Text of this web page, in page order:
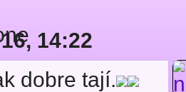
14:22
dobre tají.